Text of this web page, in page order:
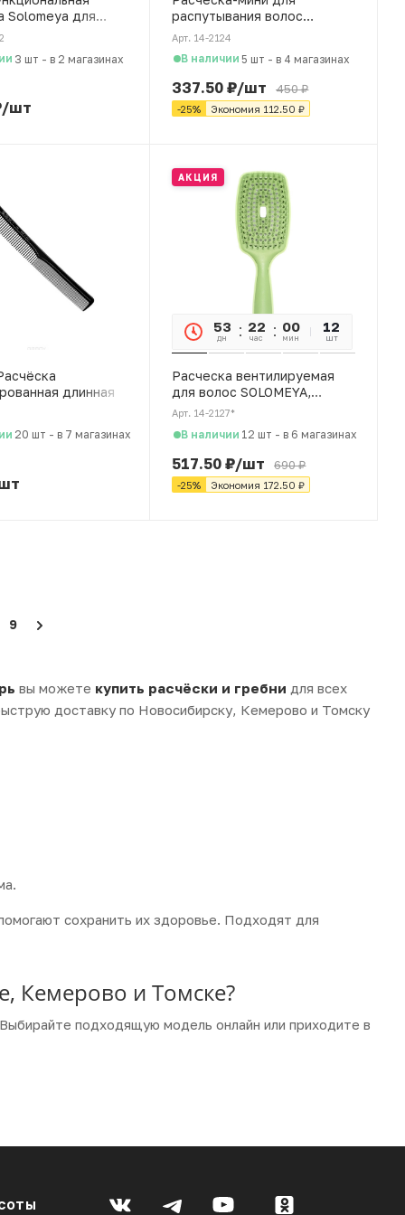
Solomeya для
массажа и
головы, черный
3 шт - в 2 магазинах
/шт
распутывания волос
SOLOMEYA в форме
леденца, розовая
Арт. 14-2124
В наличии 5 шт - в 4 магазинах
337.50₽/шт 450₽
-25% Экономия 112.50 ₽
длинная
20 шт - в 7 магазинах
АКЦИЯ
53
дн
22
час
00
мин
21
сек
12
шт
Расческа вентилируемая
для волос SOLOMEYA,
зеленая
Арт. 14-2127*
В наличии 12 шт - в 6 магазинах
517.50₽/шт 690₽
-25% Экономия 172.50 ₽
9
вы можете купить расчёски и гребни для всех
доставку по Новосибирску, Кемерово и Томску
сохранить их здоровье. Подходят для
Кемерово и Томске?
подходящую модель онлайн или приходите в